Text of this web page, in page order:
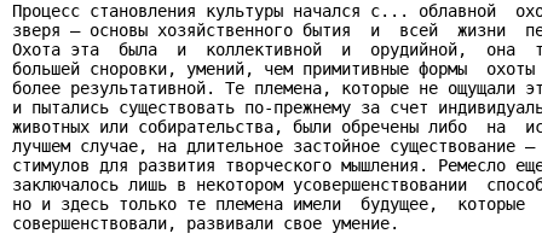
Процесс становления культуры начался с... облавной
зверя – основы хозяйственного бытия  и  всей  жизни
Охота эта  была  и  коллективной  и  орудийной,  она
большей сноровки, умений, чем примитивные формы
более результативной. Те племена, которые не ощущали
и пытались существовать по-прежнему за счет
животных или собирательства, были обречены либо  на
лучшем случае, на длительное застойное существование
стимулов для развития творческого мышления. Ремесло
заключалось лишь в некотором усовершенствовании
но и здесь только те племена имели  будущее,  которые
совершенствовали, развивали свое умение.